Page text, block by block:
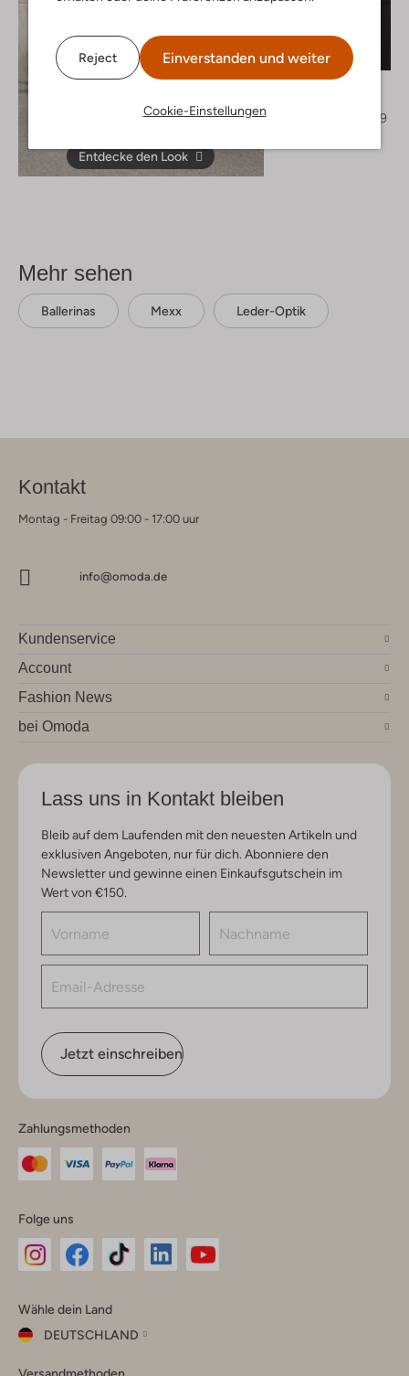
Reject Einverstanden und weiter
Cookie-Einstellungen
Entdecke den Look
Letzter Artikel
-40%
€ 77,99
Mehr sehen
Ballerinas Mexx Leder-Optik
Kontakt
Montag - Freitag 09:00 - 17:00 uur
info@omoda.de
Kundenservice
Account
Fashion News
bei Omoda
Lass uns in Kontakt bleiben
Bleib auf dem Laufenden mit den neuesten Artikeln und
exklusiven Angeboten, nur für dich. Abonniere den
Newsletter und gewinne einen Einkaufsgutschein im
Wert von €150.
Jetzt einschreiben
Zahlungsmethoden
Folge uns
Instagram
Facebook
TikTok
Wähle dein Land
DEUTSCHLAND